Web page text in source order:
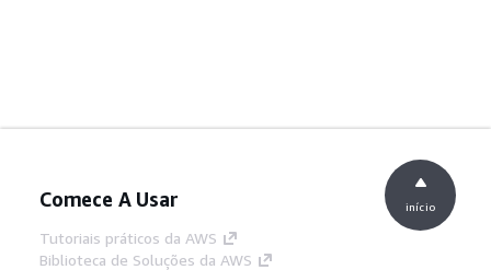
Comece A Usar
Tutoriais práticos da AWS
Biblioteca de Soluções da AWS
início